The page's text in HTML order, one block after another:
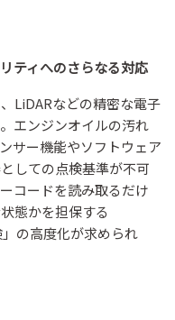
ティへのさらなる対応
LiDARなどの精密な電子
エンジンオイルの汚れ
サー機能やソフトウェア
しての点検基準が不可
コードを読み取るだけ
態かを担保する
」の高度化が求められ